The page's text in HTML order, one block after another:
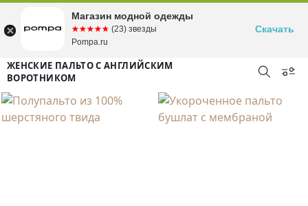
ЖЕНСКИЕ ПАЛЬТО С АНГЛИЙСКИМ
ВОРОТНИКОМ
Магазин модной одежды
☆☆☆☆☆
★★★★★ (23) звезды
Pompa.ru
Скачать